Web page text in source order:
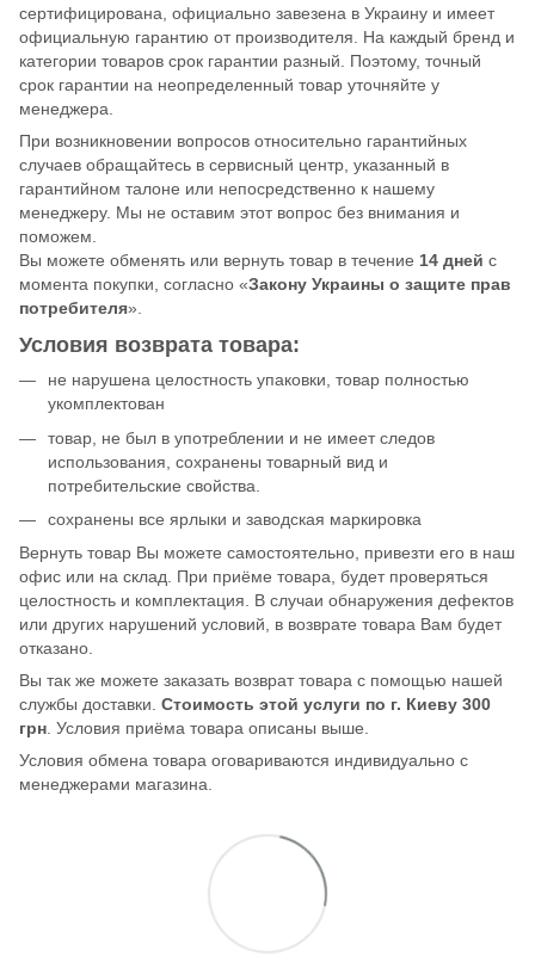
сертифицирована, официально завезена в Украину и имеет
официальную гарантию от производителя. На каждый бренд и
категории товаров срок гарантии разный. Поэтому, точный
срок гарантии на неопределенный товар уточняйте у
менеджера.
При возникновении вопросов относительно гарантийных
случаев обращайтесь в сервисный центр, указанный в
гарантийном талоне или непосредственно к нашему
менеджеру. Мы не оставим этот вопрос без внимания и
поможем.
Вы можете обменять или вернуть товар в течение 14 дней с
момента покупки, согласно «Закону Украины о защите прав
потребителя».
Условия возврата товара:
не нарушена целостность упаковки, товар полностью
укомплектован
товар, не был в употреблении и не имеет следов
использования, сохранены товарный вид и
потребительские свойства.
сохранены все ярлыки и заводская маркировка
Вернуть товар Вы можете самостоятельно, привезти его в наш
офис или на склад. При приёме товара, будет проверяться
целостность и комплектация. В случаи обнаружения дефектов
или других нарушений условий, в возврате товара Вам будет
отказано.
Вы так же можете заказать возврат товара с помощью нашей
службы доставки. Стоимость этой услуги по г. Киеву 300
грн. Условия приёма товара описаны выше.
Условия обмена товара оговариваются индивидуально с
менеджерами магазина.